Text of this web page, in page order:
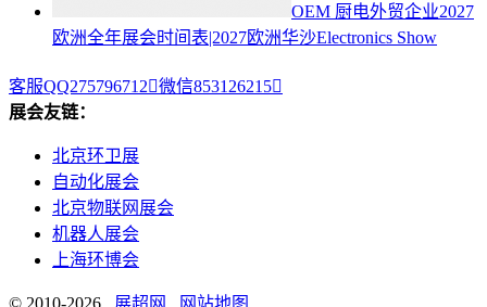
OEM 厨电外贸企业2027
欧洲全年展会时间表|2027欧洲华沙Electronics Show
客服QQ275796712微信853126215
展会友链：
北京环卫展
自动化展会
北京物联网展会
机器人展会
上海环博会
© 2010-2026 展超网 网站地图